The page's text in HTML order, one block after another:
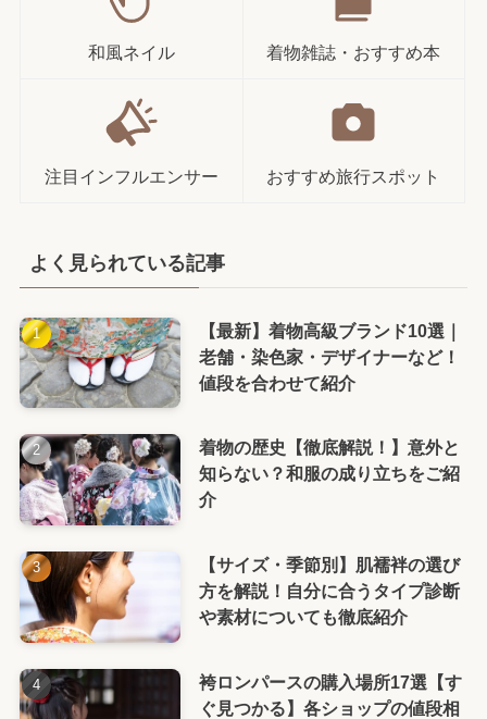
和風ネイル 着物雑誌・おすすめ本
注目インフルエンサー おすすめ旅行スポット
よく見られている記事
【最新】着物高級ブランド10選｜
老舗・染色家・デザイナーなど！
値段を合わせて紹介
着物の歴史【徹底解説！】意外と
知らない？和服の成り立ちをご紹
介
【サイズ・季節別】肌襦袢の選び
方を解説！自分に合うタイプ診断
や素材についても徹底紹介
袴ロンパースの購入場所17選【す
ぐ見つかる】各ショップの値段相